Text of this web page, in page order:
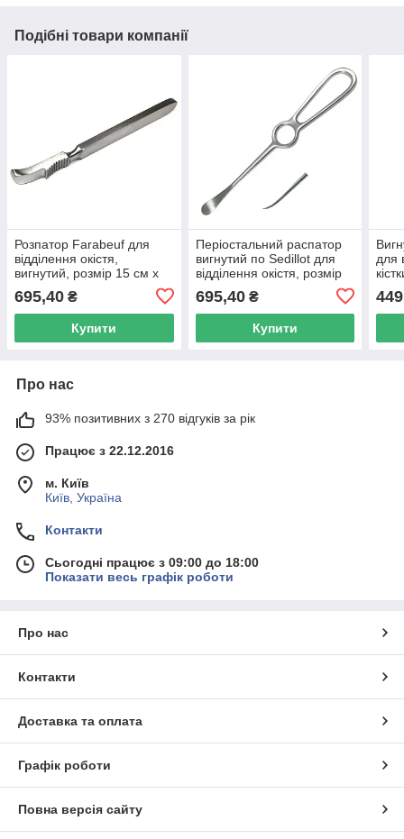
Подібні товари компанії
Розпатор Farabeuf для
відділення окістя,
вигнутий, розмір 15 см х
695,40 ₴
Купити
Періостальний распатор
вигнутий по Sedillot для
відділення окістя, розмір
695,40₴
Купити
для
Про нас
93% позитивних з 270 відгуків за рік
Працює з 22.12.2016
м. Київ
Київ, Україна
Контакти
Сьогодні працює з 09:00 до 18:00
Показати весь графік роботи
Про нас
Контакти
Доставка та оплата
Графік роботи
Повна версія сайту